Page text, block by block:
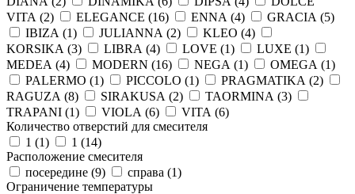
VITA (2) ELEGANCE (16) ENNA (4) GRACIA (5)
IBIZA (1) JULIANNA (2) KLEO (4)
KORSIKA (3) LIBRA (4) LOVE (1) LUXE (1)
MEDEA (4) MODERN (16) NEGA (1) OMEGA (1)
PALERMO (1) PICCOLO (1) PRAGMATIKA (2)
RAGUZA (8) SIRAKUSA (2) TAORMINA (3)
TRAPANI (1) VIOLA (6) VITA (6)
Количество отверстий для смесителя
1 (1) 1 (14)
Расположение смесителя
посередине (9) справа (1)
Ограничение температуры